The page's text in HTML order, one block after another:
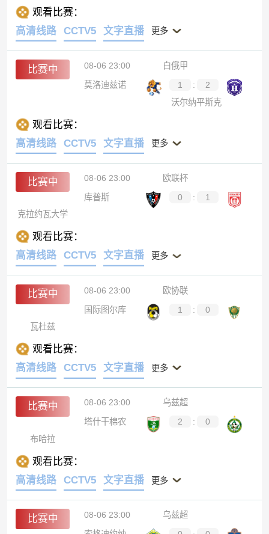
观看比赛：
高清线路
CCTV5 文字直播 更多
比赛中 08-06 23:00
白俄甲
莫洛迪兹诺
1 :
2
沃尔纳平斯克
观看比赛：
高清线路
CCTV5 文字直播 更多
比赛中 08-06 23:00
欧联杯
库普斯
0 :
1
克拉约瓦大学
观看比赛：
高清线路
CCTV5 文字直播 更多
比赛中 08-06 23:00
欧协联
国际图尔库
1 :
0
瓦杜兹
观看比赛：
高清线路
CCTV5 文字直播 更多
比赛中 08-06 23:00
乌兹超
塔什干棉农
2 :
0
布哈拉
观看比赛：
高清线路
CCTV5 文字直播 更多
比赛中 08-06 23:00
乌兹超